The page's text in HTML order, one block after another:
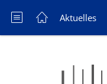
Aktuelles